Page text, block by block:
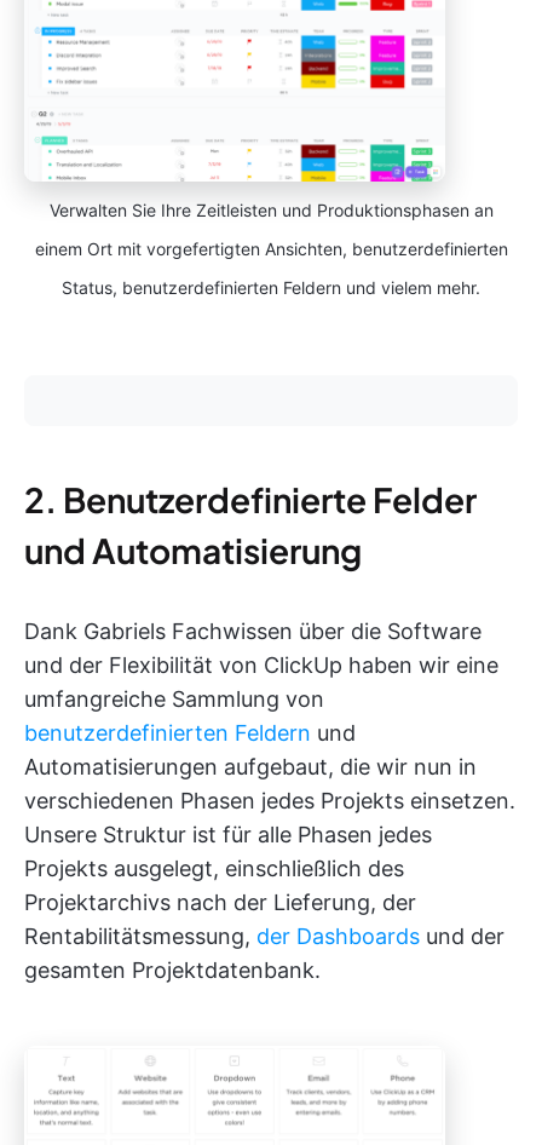
Verwalten Sie Ihre Zeitleisten und Produktionsphasen an
einem Ort mit vorgefertigten Ansichten, benutzerdefinierten
Status, benutzerdefinierten Feldern und vielem mehr.
2. Benutzerdefinierte Felder
und Automatisierung
Dank Gabriels Fachwissen über die Software
und der Flexibilität von ClickUp haben wir eine
umfangreiche Sammlung von
benutzerdefinierten Feldern und
Automatisierungen aufgebaut, die wir nun in
verschiedenen Phasen jedes Projekts einsetzen.
Unsere Struktur ist für alle Phasen jedes
Projekts ausgelegt, einschließlich des
Projektarchivs nach der Lieferung, der
Rentabilitätsmessung, der Dashboards und der
gesamten Projektdatenbank.